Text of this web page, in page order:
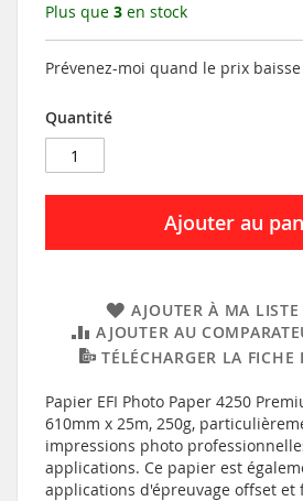
Plus que 3 en stock
Prévenez-moi quand le prix baisse
Quantité
Ajouter au
AJOUTER À MA LISTE
AJOUTER AU
TÉLÉCHARGER LA
Papier EFI Photo Paper 4250
610mm x 25m, 250g,
impressions photo
applications. Ce papier est
applications d'épreuvage offset et